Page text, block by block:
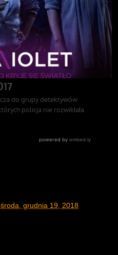
środa, grudnia 19, 2018